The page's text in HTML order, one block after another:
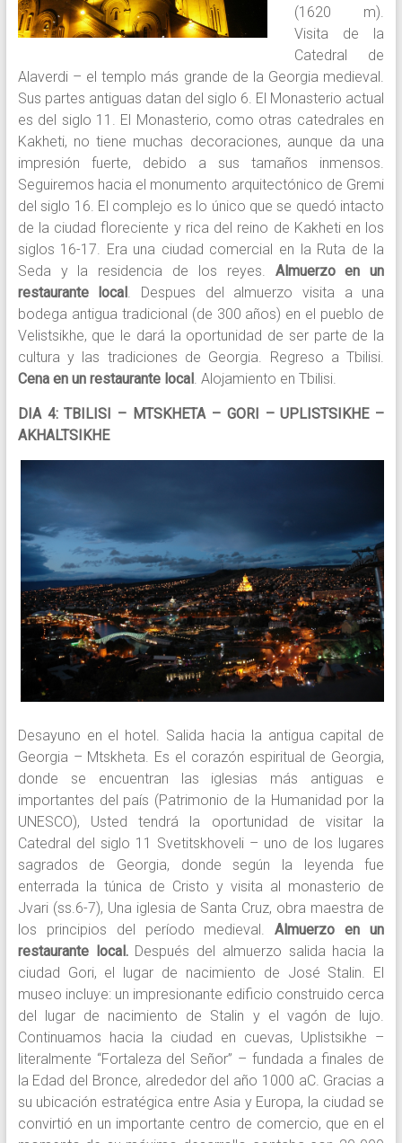
(1620 m).
Visita de la
Catedral de
Alaverdi – el templo más grande de la Georgia medieval.
Sus partes antiguas datan del siglo 6. El Monasterio actual
es del siglo 11. El Monasterio, como otras catedrales en
Kakheti, no tiene muchas decoraciones, aunque da una
impresión fuerte, debido a sus tamaños inmensos.
Seguiremos hacia el monumento arquitectónico de Gremi
del siglo 16. El complejo es lo único que se quedó intacto
de la ciudad floreciente y rica del reino de Kakheti en los
siglos 16-17. Era una ciudad comercial en la Ruta de la
Seda y la residencia de los reyes. Almuerzo en un
restaurante local. Despues del almuerzo visita a una
bodega antigua tradicional (de 300 años) en el pueblo de
Velistsikhe, que le dará la oportunidad de ser parte de la
cultura y las tradiciones de Georgia. Regreso a Tbilisi.
Cena en un restaurante local. Alojamiento en Tbilisi.
DIA 4: TBILISI – MTSKHETA – GORI – UPLISTSIKHE –
AKHALTSIKHE
Desayuno en el hotel. Salida hacia la antigua capital de
Georgia – Mtskheta. Es el corazón espiritual de Georgia,
donde se encuentran las iglesias más antiguas e
importantes del país (Patrimonio de la Humanidad por la
UNESCO), Usted tendrá la oportunidad de visitar la
Catedral del siglo 11 Svetitskhoveli – uno de los lugares
sagrados de Georgia, donde según la leyenda fue
enterrada la túnica de Cristo y visita al monasterio de
Jvari (ss.6-7), Una iglesia de Santa Cruz, obra maestra de
los principios del período medieval.Almuerzo en un
restaurante local.Después del almuerzo salida hacia la
ciudad Gori, el lugar de nacimiento de José Stalin. El
museo incluye: un impresionante edificio construido cerca
del lugar de nacimiento de Stalin y el vagón de lujo.
Continuamos hacia la ciudad en cuevas, Uplistsikhe –
literalmente “Fortaleza del Señor” – fundada a finales de
la Edad del Bronce, alrededor del año 1000 aC. Gracias a
su ubicación estratégica entre Asia y Europa, la ciudad se
convirtió en un importante centro de comercio, que en el